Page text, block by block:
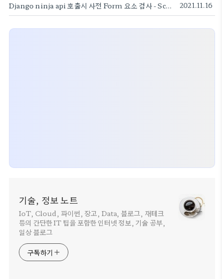
Django ninja api 호출시 사전 Form 요소 검사 - Schema 활용 2021.11.16
기술, 정보 노트
IoT, Cloud, 파이썬, 장고, Data, 블로그, 재테크
등의 간단한 IT 팁을 포함한 인터넷 정보, 기술 공부,
일상 블로그
구독하기